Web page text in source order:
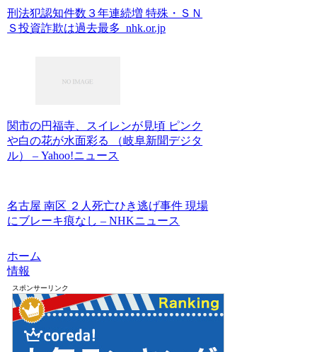
刑法犯認知件数３年連続増 特殊・ＳＮ
Ｓ投資詐欺は過去最多 nhk.or.jp
関市の円福寺、スイレンが見頃 ピンク
や白の花が水面彩る （岐阜新聞デジタ
ル） – Yahoo!ニュース
名古屋 南区 ２人死亡ひき逃げ事件 現場
にブレーキ痕なし – NHKニュース
ホーム
情報
スポンサーリンク